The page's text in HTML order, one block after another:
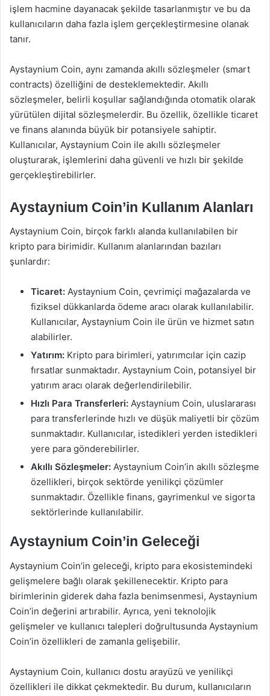
işlem hacmine dayanacak şekilde tasarlanmıştır ve bu da
kullanıcıların daha fazla işlem gerçekleştirmesine olanak
tanır.
Aystaynium Coin, aynı zamanda akıllı sözleşmeler (smart
contracts) özelliğini de desteklemektedir. Akıllı
sözleşmeler, belirli koşullar sağlandığında otomatik olarak
yürütülen dijital sözleşmelerdir. Bu özellik, özellikle ticaret
ve finans alanında büyük bir potansiyele sahiptir.
Kullanıcılar, Aystaynium Coin ile akıllı sözleşmeler
oluşturarak, işlemlerini daha güvenli ve hızlı bir şekilde
gerçekleştirebilirler.
Aystaynium Coin’in Kullanım Alanları
Aystaynium Coin, birçok farklı alanda kullanılabilen bir
kripto para birimidir. Kullanım alanlarından bazıları
şunlardır:
Ticaret: Aystaynium Coin, çevrimiçi mağazalarda ve
fiziksel dükkanlarda ödeme aracı olarak kullanılabilir.
Kullanıcılar, Aystaynium Coin ile ürün ve hizmet satın
alabilirler.
Yatırım: Kripto para birimleri, yatırımcılar için cazip
fırsatlar sunmaktadır. Aystaynium Coin, potansiyel bir
yatırım aracı olarak değerlendirilebilir.
Hızlı Para Transferleri: Aystaynium Coin, uluslararası
para transferlerinde hızlı ve düşük maliyetli bir çözüm
sunmaktadır. Kullanıcılar, istedikleri yerden istedikleri
yere para gönderebilirler.
Akıllı Sözleşmeler: Aystaynium Coin’in akıllı sözleşme
özellikleri, birçok sektörde yenilikçi çözümler
sunmaktadır. Özellikle finans, gayrimenkul ve sigorta
sektörlerinde kullanılabilir.
Aystaynium Coin’in Geleceği
Aystaynium Coin’in geleceği, kripto para ekosistemindeki
gelişmelere bağlı olarak şekillenecektir. Kripto para
birimlerinin giderek daha fazla benimsenmesi, Aystaynium
Coin’in değerini artırabilir. Ayrıca, yeni teknolojik
gelişmeler ve kullanıcı talepleri doğrultusunda Aystaynium
Coin’in özellikleri de zamanla gelişebilir.
Aystaynium Coin, kullanıcı dostu arayüzü ve yenilikçi
özellikleri ile dikkat çekmektedir. Bu durum, kullanıcıların